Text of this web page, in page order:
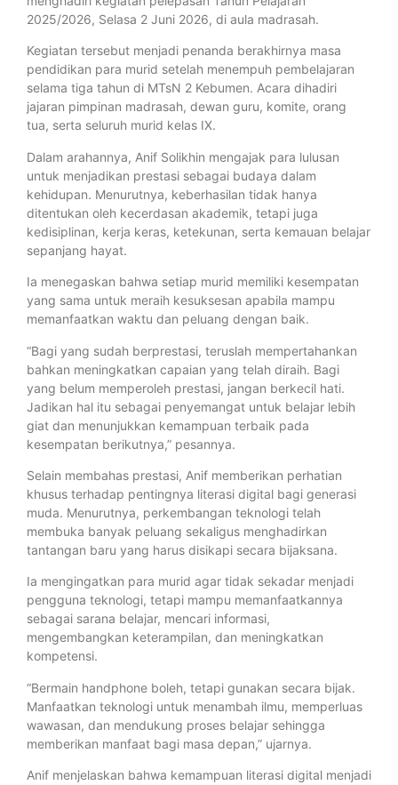
2025/2026, Selasa 2 Juni 2026, di aula madrasah.
Kegiatan tersebut menjadi penanda berakhirnya masa
pendidikan para murid setelah menempuh pembelajaran
selama tiga tahun di MTsN 2 Kebumen. Acara dihadiri
jajaran pimpinan madrasah, dewan guru, komite, orang
tua, serta seluruh murid kelas IX.
Dalam arahannya, Anif Solikhin mengajak para lulusan
untuk menjadikan prestasi sebagai budaya dalam
kehidupan. Menurutnya, keberhasilan tidak hanya
ditentukan oleh kecerdasan akademik, tetapi juga
kedisiplinan, kerja keras, ketekunan, serta kemauan belajar
sepanjang hayat.
Ia menegaskan bahwa setiap murid memiliki kesempatan
yang sama untuk meraih kesuksesan apabila mampu
memanfaatkan waktu dan peluang dengan baik.
“Bagi yang sudah berprestasi, teruslah mempertahankan
bahkan meningkatkan capaian yang telah diraih. Bagi
yang belum memperoleh prestasi, jangan berkecil hati.
Jadikan hal itu sebagai penyemangat untuk belajar lebih
giat dan menunjukkan kemampuan terbaik pada
kesempatan berikutnya,” pesannya.
Selain membahas prestasi, Anif memberikan perhatian
khusus terhadap pentingnya literasi digital bagi generasi
muda. Menurutnya, perkembangan teknologi telah
membuka banyak peluang sekaligus menghadirkan
tantangan baru yang harus disikapi secara bijaksana.
Ia mengingatkan para murid agar tidak sekadar menjadi
pengguna teknologi, tetapi mampu memanfaatkannya
sebagai sarana belajar, mencari informasi,
mengembangkan keterampilan, dan meningkatkan
kompetensi.
“Bermain handphone boleh, tetapi gunakan secara bijak.
Manfaatkan teknologi untuk menambah ilmu, memperluas
wawasan, dan mendukung proses belajar sehingga
memberikan manfaat bagi masa depan,” ujarnya.
Anif menjelaskan bahwa kemampuan literasi digital menjadi